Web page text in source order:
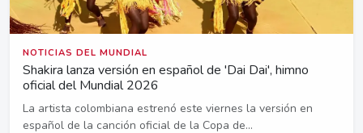
NOTICIAS DEL MUNDIAL
Shakira lanza versión en español de 'Dai Dai', himno
oficial del Mundial 2026
La artista colombiana estrenó este viernes la versión en
español de la canción oficial de la Copa de...